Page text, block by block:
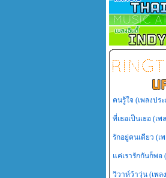
คนรู้ใจ (เพลงประ
ที่เธอเป็นเธอ (เ
รักอยู่คนเดียว (เพ
แค่เรารักกันก็พอ
วิวาห์ว้าวุ่น (เพล